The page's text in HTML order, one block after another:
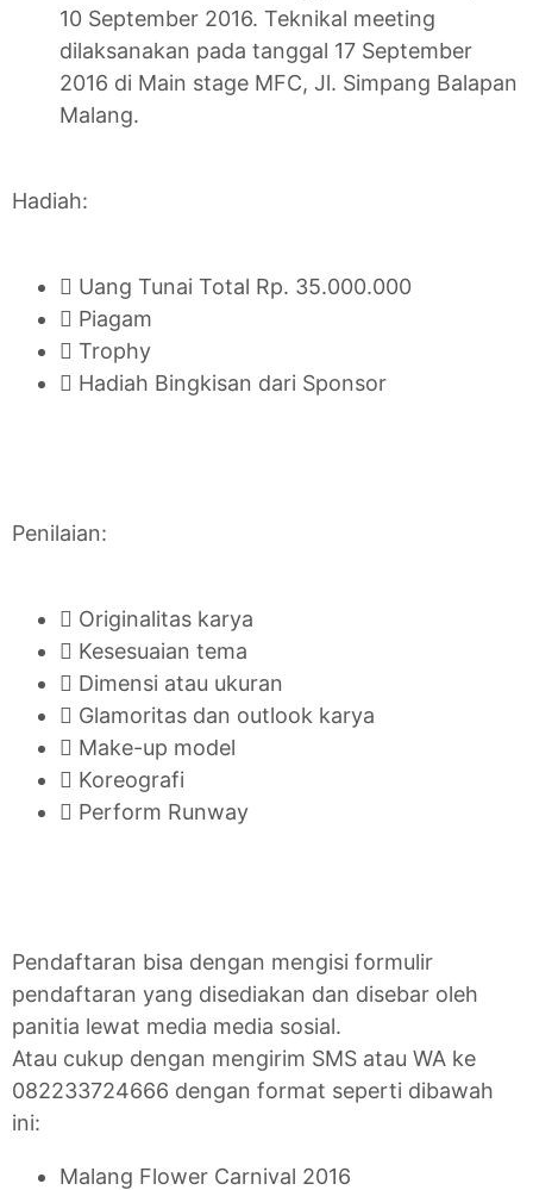
10 September 2016. Teknikal meeting
dilaksanakan pada tanggal 17 September
2016 di Main stage MFC, Jl. Simpang Balapan
Malang.
Hadiah:
 Uang Tunai Total Rp. 35.000.000
 Piagam
 Trophy
 Hadiah Bingkisan dari Sponsor
Penilaian:
 Originalitas karya
 Kesesuaian tema
 Dimensi atau ukuran
 Glamoritas dan outlook karya
 Make-up model
 Koreografi
 Perform Runway
Pendaftaran bisa dengan mengisi formulir
pendaftaran yang disediakan dan disebar oleh
panitia lewat media media sosial.
Atau cukup dengan mengirim SMS atau WA ke
082233724666 dengan format seperti dibawah
ini:
Malang Flower Carnival 2016